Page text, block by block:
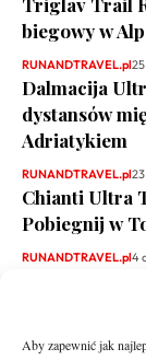
Aby zapewnić jak
biegowy w
RUNANDTRAVEL.pl
Dalmacija
dystansów
Adriatykiem
RUNANDTRAVEL.pl
Chianti Ultra
Pobiegnij w
RUNANDTRAVEL.pl4